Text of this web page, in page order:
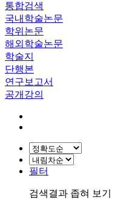
통합검색
국내학술논문
학위논문
해외학술논문
학술지
단행본
연구보고서
공개강의
필터
검색결과 좁혀 보기